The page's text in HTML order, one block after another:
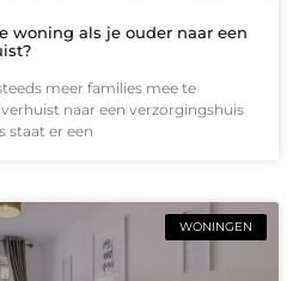
woning als je ouder naar een
meer families mee te
naar een verzorgingshuis
staat er een
WONINGEN